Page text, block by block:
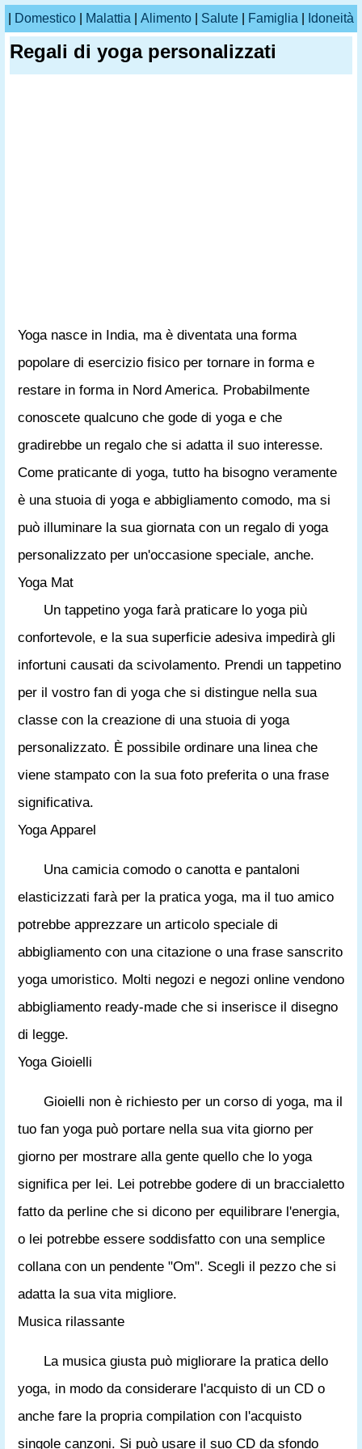
Domestico Malattia Alimento Salute Famiglia Idoneità
Regali di yoga personalizzati
Yoga nasce in India, ma è diventata una forma
popolare di esercizio fisico per tornare in forma e
restare in forma in Nord America. Probabilmente
conoscete qualcuno che gode di yoga e che
gradirebbe un regalo che si adatta il suo interesse.
Come praticante di yoga, tutto ha bisogno veramente
è una stuoia di yoga e abbigliamento comodo, ma si
può illuminare la sua giornata con un regalo di yoga
personalizzato per un'occasione speciale, anche.
Yoga Mat
Un tappetino yoga farà praticare lo yoga più
confortevole, e la sua superficie adesiva impedirà gli
infortuni causati da scivolamento. Prendi un tappetino
per il vostro fan di yoga che si distingue nella sua
classe con la creazione di una stuoia di yoga
personalizzato. È possibile ordinare una linea che
viene stampato con la sua foto preferita o una frase
significativa.
Yoga Apparel
Una camicia comodo o canotta e pantaloni
elasticizzati farà per la pratica yoga, ma il tuo amico
potrebbe apprezzare un articolo speciale di
abbigliamento con una citazione o una frase sanscrito
yoga umoristico. Molti negozi e negozi online vendono
abbigliamento ready-made che si inserisce il disegno
di legge.
Yoga Gioielli
Gioielli non è richiesto per un corso di yoga, ma il
tuo fan yoga può portare nella sua vita giorno per
giorno per mostrare alla gente quello che lo yoga
significa per lei. Lei potrebbe godere di un braccialetto
fatto da perline che si dicono per equilibrare l'energia,
o lei potrebbe essere soddisfatto con una semplice
collana con un pendente "Om". Scegli il pezzo che si
adatta la sua vita migliore.
Musica rilassante
La musica giusta può migliorare la pratica dello
yoga, in modo da considerare l'acquisto di un CD o
anche fare la propria compilation con l'acquisto
singole canzoni. Si può usare il suo CD da sfondo